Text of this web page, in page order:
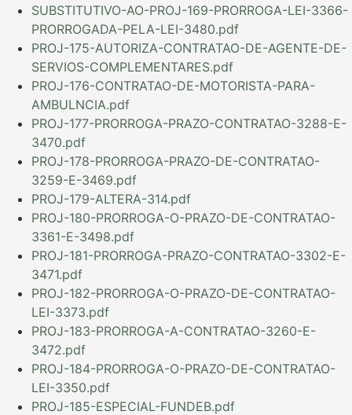
SUBSTITUTIVO-AO-PROJ-169-PRORROGA-LEI-3366-
PRORROGADA-PELA-LEI-3480.pdf
PROJ-175-AUTORIZA-CONTRATAO-DE-AGENTE-DE-
SERVIOS-COMPLEMENTARES.pdf
PROJ-176-CONTRATAO-DE-MOTORISTA-PARA-
AMBULNCIA.pdf
PROJ-177-PRORROGA-PRAZO-CONTRATAO-3288-E-
3470.pdf
PROJ-178-PRORROGA-PRAZO-DE-CONTRATAO-
3259-E-3469.pdf
PROJ-179-ALTERA-314.pdf
PROJ-180-PRORROGA-O-PRAZO-DE-CONTRATAO-
3361-E-3498.pdf
PROJ-181-PRORROGA-PRAZO-CONTRATAO-3302-E-
3471.pdf
PROJ-182-PRORROGA-O-PRAZO-DE-CONTRATAO-
LEI-3373.pdf
PROJ-183-PRORROGA-A-CONTRATAO-3260-E-
3472.pdf
PROJ-184-PRORROGA-O-PRAZO-DE-CONTRATAO-
LEI-3350.pdf
PROJ-185-ESPECIAL-FUNDEB.pdf